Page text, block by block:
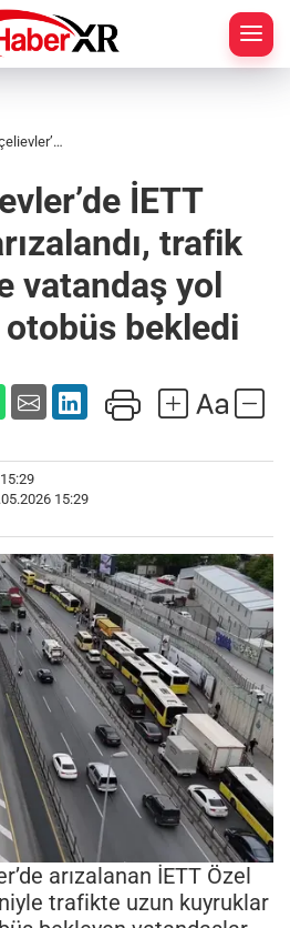
bekledi
İETT
trafik
vatandaş yol
otobüs bekledi
15:29
arızalanan İETT Özel
trafikte uzun kuyruklar